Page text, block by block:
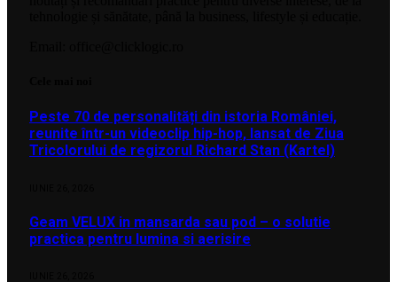
Peste 70 de personalități din istoria României,
reunite într-un videoclip hip-hop, lansat de Ziua
Tricolorului de regizorul Richard Stan (Kartel)
Geam VELUX in mansarda sau pod – o solutie
practica pentru lumina si aerisire